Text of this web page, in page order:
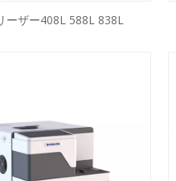
ーザー408L 588L 838L